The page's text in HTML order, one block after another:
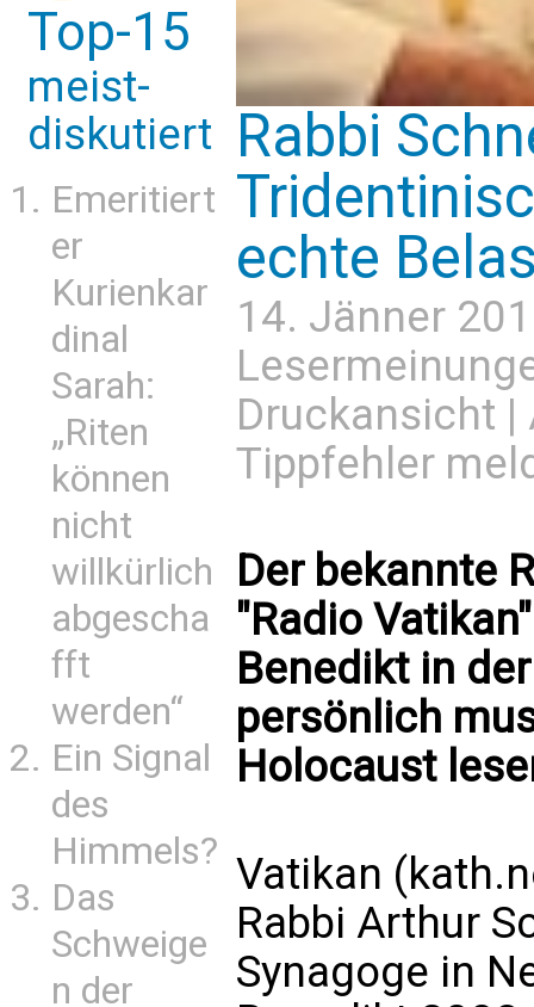
Top-15
meist-
diskutiert
Emeritiert
er
Kurienkar
dinal
Sarah:
„Riten
können
nicht
willkürlich
abgescha
fft
werden“
Ein Signal
des
Himmels?
Das
Schweige
n der
Rabbi
echte
14. Jänner
Druckansicht |
Tippfehler
Der bekannte
"Radio
Benedikt in
persönlich
Holocaust
Vatikan
Rabbi Arthur
Synagoge in